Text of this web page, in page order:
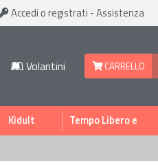
Accedi o registrati -Assistenza
Volantini CARRELLO
Kidult
Tempo Libero e
Sport